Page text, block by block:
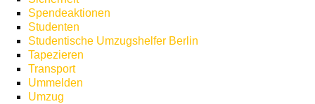
Spendeaktionen
Studenten
Studentische Umzugshelfer Berlin
Tapezieren
Transport
Ummelden
Umzug